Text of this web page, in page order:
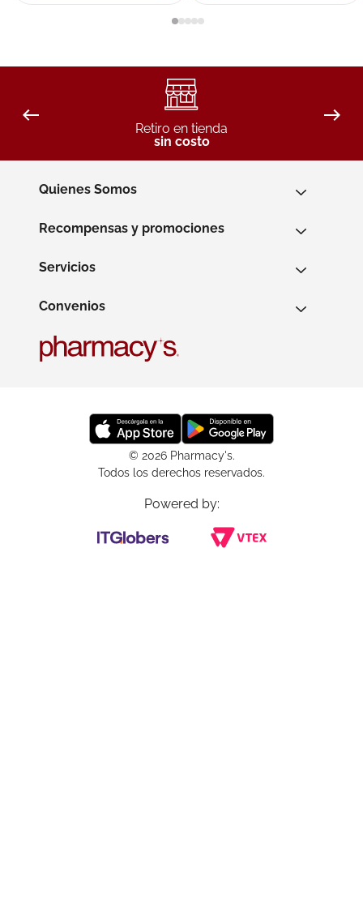
Retiro en tienda
sin costo
Quienes Somos
Recompensas y promociones
Servicios
Convenios
© 2026 Pharmacy's.
Todos los derechos reservados.
Powered by: